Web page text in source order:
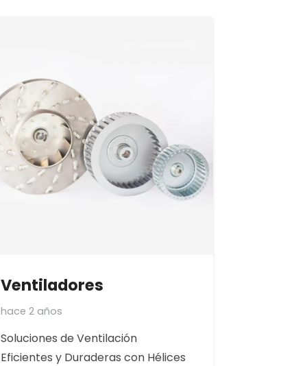
Ventiladores
hace 2 años
Soluciones de Ventilación
Eficientes y Duraderas con Hélices